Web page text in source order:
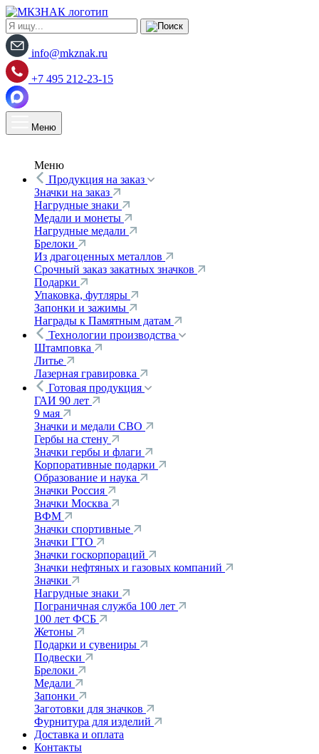
info@mkznak.ru
+7 495 212-23-15
Меню
Меню
Продукция на заказ
Значки на заказ
Нагрудные знаки
Медали и монеты
Нагрудные медали
Брелоки
Из драгоценных металлов
Срочный заказ закатных значков
Подарки
Упаковка, футляры
Запонки и зажимы
Награды к Памятным датам
Технологии производства
Штамповка
Литье
Лазерная гравировка
Готовая продукция
ГАИ 90 лет
9 мая
Значки и медали СВО
Гербы на стену
Значки гербы и флаги
Корпоративные подарки
Образование и наука
Значки Россия
Значки Москва
ВФМ
Значки спортивные
Значки ГТО
Значки госкорпораций
Значки нефтяных и газовых компаний
Значки
Нагрудные знаки
Пограничная служба 100 лет
100 лет ФСБ
Жетоны
Подарки и сувениры
Подвески
Брелоки
Медали
Запонки
Заготовки для значков
Фурнитура для изделий
Доставка и оплата
Контакты